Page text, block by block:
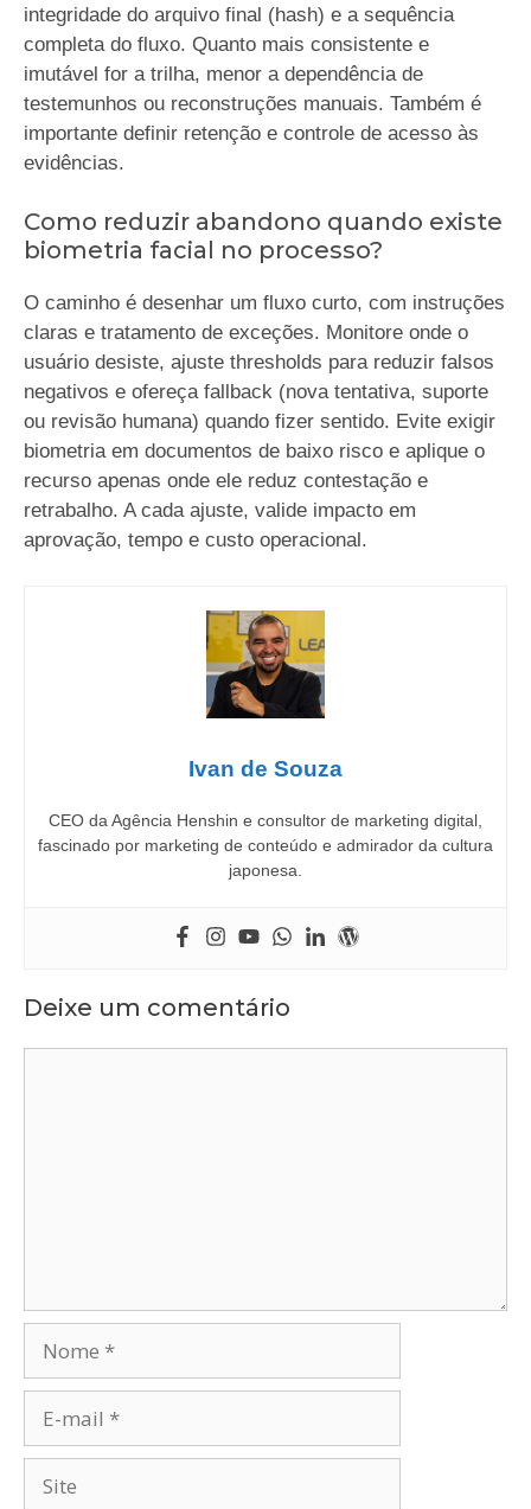
integridade do arquivo final (hash) e a sequência
completa do fluxo. Quanto mais consistente e
imutável for a trilha, menor a dependência de
testemunhos ou reconstruções manuais. Também é
importante definir retenção e controle de acesso às
evidências.
Como reduzir abandono quando existe
biometria facial no processo?
O caminho é desenhar um fluxo curto, com instruções
claras e tratamento de exceções. Monitore onde o
usuário desiste, ajuste thresholds para reduzir falsos
negativos e ofereça fallback (nova tentativa, suporte
ou revisão humana) quando fizer sentido. Evite exigir
biometria em documentos de baixo risco e aplique o
recurso apenas onde ele reduz contestação e
retrabalho. A cada ajuste, valide impacto em
aprovação, tempo e custo operacional.
Ivan de Souza
CEO da Agência Henshin e consultor de marketing digital,
fascinado por marketing de conteúdo e admirador da cultura
japonesa.
Deixe um comentário